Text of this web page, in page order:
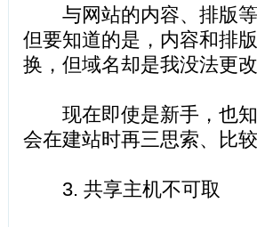
与网站的内容、排版等
但要知道的是，内容和排
换，但域名却是我没法更改
现在即使是新手，也知
会在建站时再三思索、比
3. 共享主机不可取